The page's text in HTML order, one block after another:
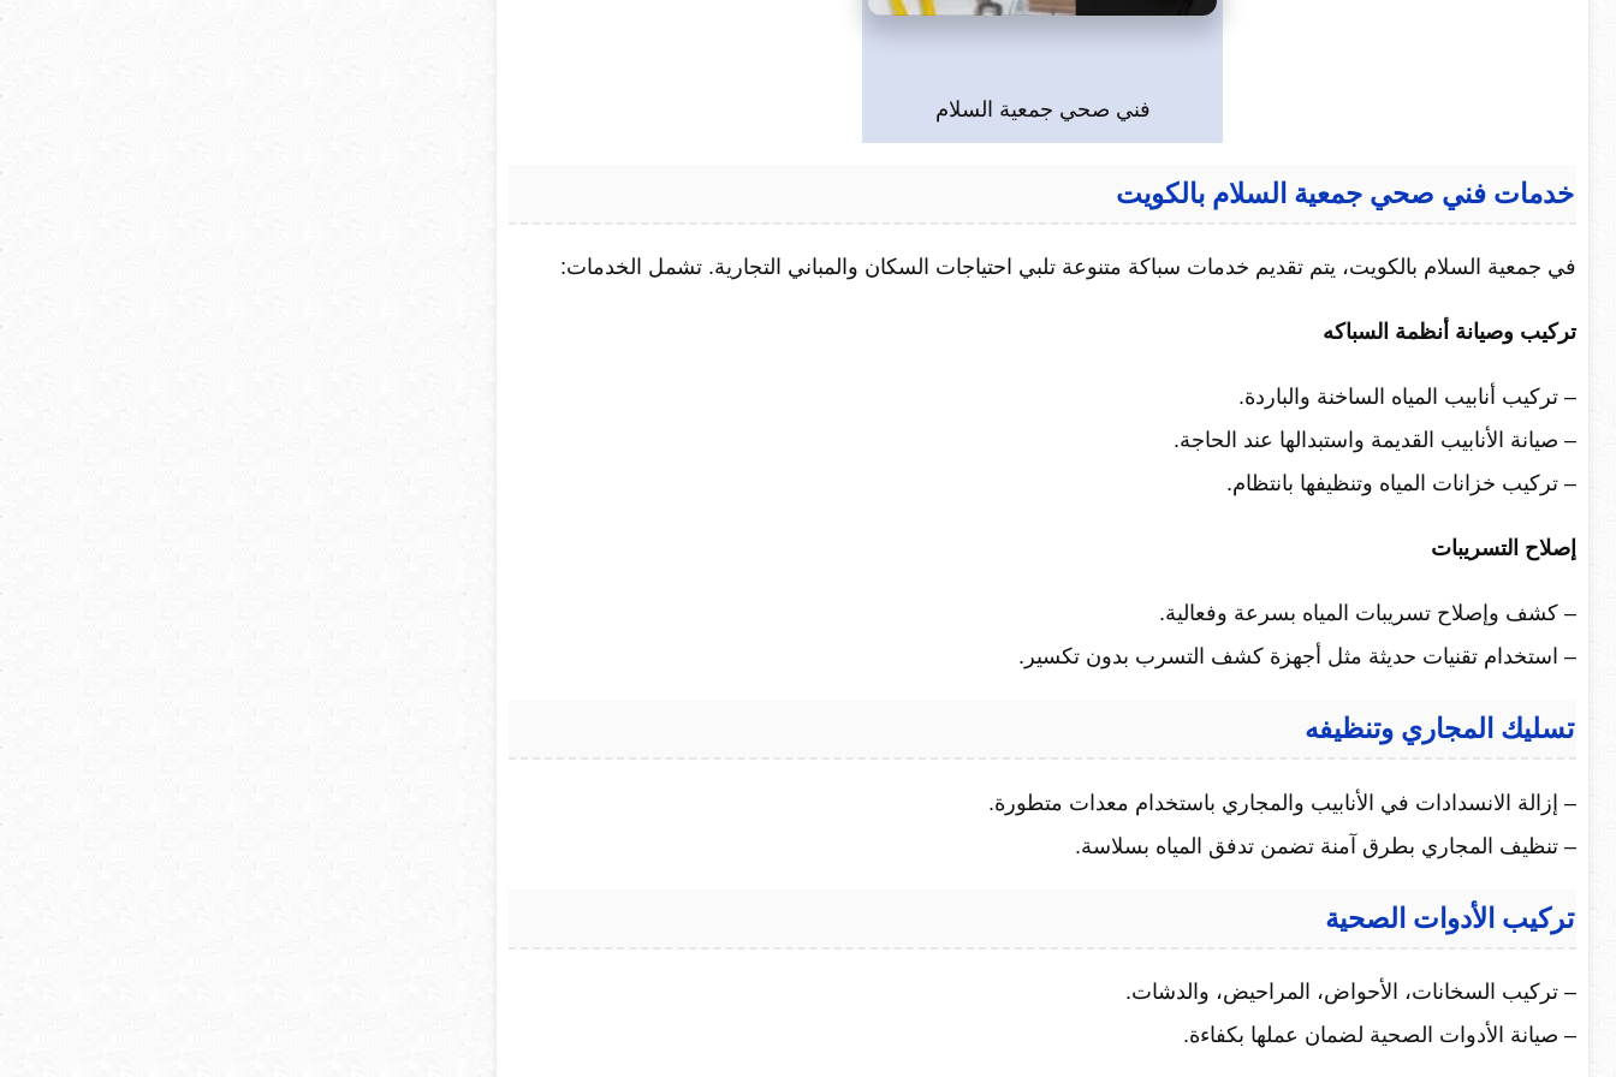
فني صحي جمعية السلام
خدمات فني صحي جمعية السلام بالكويت
في جمعية السلام بالكويت، يتم تقديم خدمات سباكة متنوعة تلبي احتياجات السكان والمباني التجارية. تشمل الخدمات:
تركيب وصيانة أنظمة السباكه
– تركيب أنابيب المياه الساخنة والباردة.
– صيانة الأنابيب القديمة واستبدالها عند الحاجة.
– تركيب خزانات المياه وتنظيفها بانتظام.
إصلاح التسريبات
– كشف وإصلاح تسريبات المياه بسرعة وفعالية.
– استخدام تقنيات حديثة مثل أجهزة كشف التسرب بدون تكسير.
تسليك المجاري وتنظيفه
– إزالة الانسدادات في الأنابيب والمجاري باستخدام معدات متطورة.
– تنظيف المجاري بطرق آمنة تضمن تدفق المياه بسلاسة.
تركيب الأدوات الصحية
– تركيب السخانات، الأحواض، المراحيض، والدشات.
– صيانة الأدوات الصحية لضمان عملها بكفاءة.